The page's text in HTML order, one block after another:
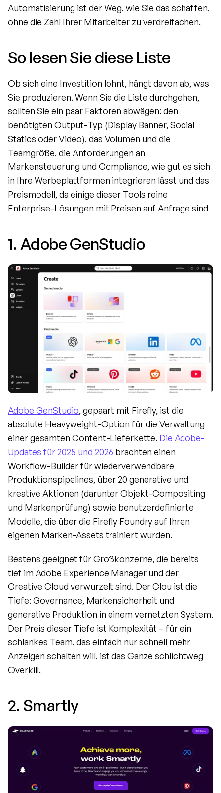
Automatisierung ist der Weg, wie Sie das schaffen,
ohne die Zahl Ihrer Mitarbeiter zu verdreifachen.
So lesen Sie diese Liste
Ob sich eine Investition lohnt, hängt davon ab, was
Sie produzieren. Wenn Sie die Liste durchgehen,
sollten Sie ein paar Faktoren abwägen: den
benötigten Output-Typ (Display Banner, Social
Statics oder Video), das Volumen und die
Teamgröße, die Anforderungen an
Markensteuerung und Compliance, wie gut es sich
in Ihre Werbeplattformen integrieren lässt und das
Preismodell, da einige dieser Tools reine
Enterprise-Lösungen mit Preisen auf Anfrage sind.
1. Adobe GenStudio
Adobe GenStudio, gepaart mit Firefly, ist die
absolute Heavyweight-Option für die Verwaltung
einer gesamten Content-Lieferkette. Die Adobe-
Updates für 2025 und 2026 brachten einen
Workflow-Builder für wiederverwendbare
Produktionspipelines, über 20 generative und
kreative Aktionen (darunter Objekt-Compositing
und Markenprüfung) sowie benutzerdefinierte
Modelle, die über die Firefly Foundry auf Ihren
eigenen Marken-Assets trainiert wurden.
Bestens geeignet für Großkonzerne, die bereits
tief im Adobe Experience Manager und der
Creative Cloud verwurzelt sind. Der Clou ist die
Tiefe: Governance, Markensicherheit und
generative Produktion in einem vernetzten System.
Der Preis dieser Tiefe ist Komplexität – für ein
schlankes Team, das einfach nur schnell mehr
Anzeigen schalten will, ist das Ganze schlichtweg
Overkill.
2. Smartly